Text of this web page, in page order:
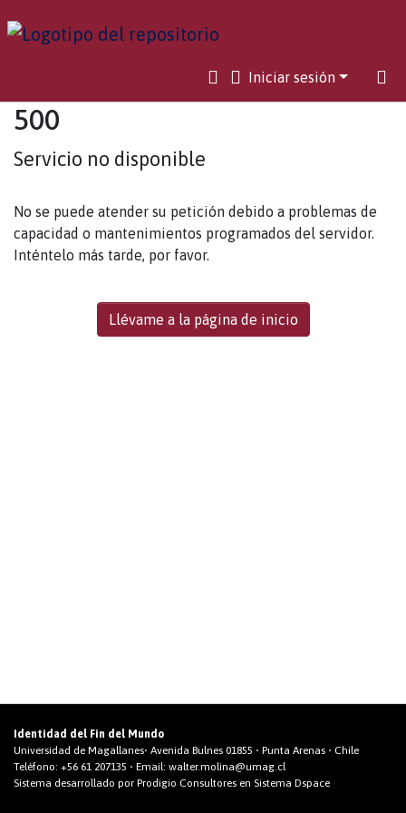
Iniciar sesión
500
Servicio no disponible
No se puede atender su petición debido a problemas de
capacidad o mantenimientos programados del servidor.
Inténtelo más tarde, por favor.
Llévame a la página de inicio
Identidad del Fin del Mundo
Universidad de Magallanes• Avenida Bulnes 01855 • Punta Arenas • Chile
Teléfono: +56 61 207135 • Email: walter.molina@umag.cl
Sistema desarrollado por Prodigio Consultores en Sistema Dspace